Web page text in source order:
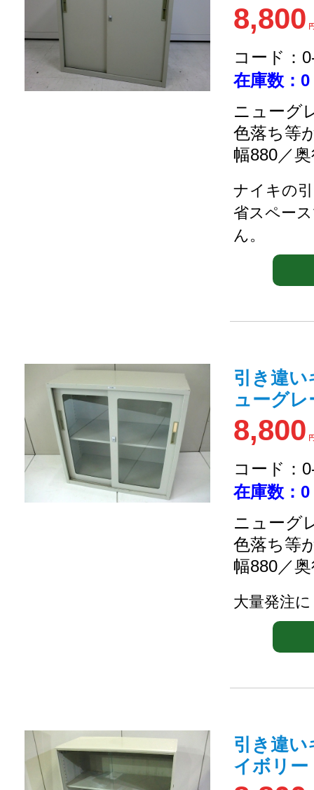
8,800
コード：
在庫数：0
ニューグ
色落ち等
幅880／
ナイキの
省スペー
ん。
引き違
ューグレ
8,800
コード：
在庫数：0
ニューグ
色落ち等
幅880／
大量発注
引き違
イボリー